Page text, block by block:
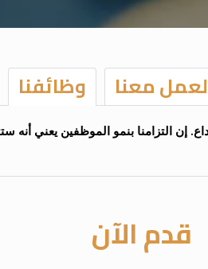
وظائفنا معنا
إن التزامنا بنمو الموظفين يعني أنه
قدم الآن